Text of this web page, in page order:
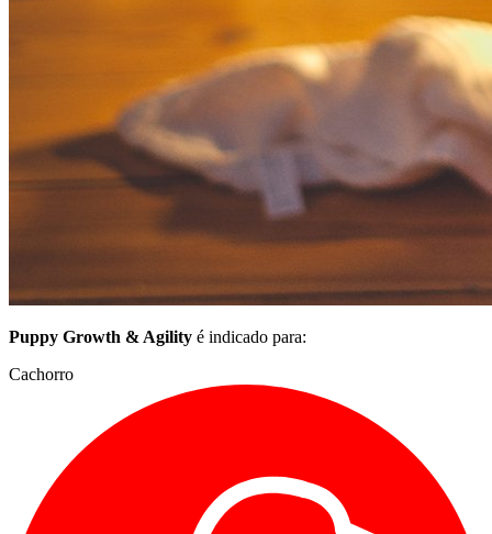
Puppy Growth & Agility é indicado para:
Cachorro